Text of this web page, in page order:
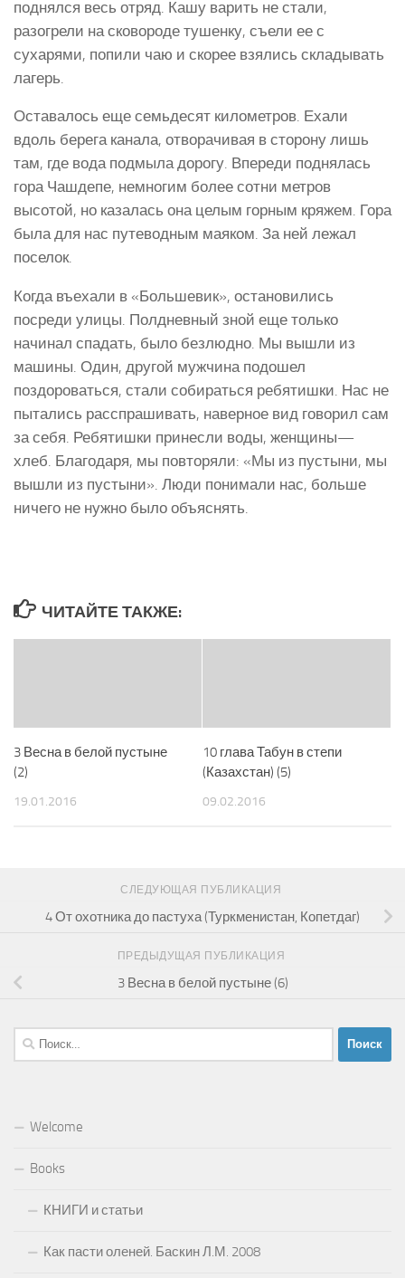
поднялся весь отряд. Кашу варить не стали,
разогрели на сковороде тушенку, съели ее с
сухарями, попили чаю и скорее взялись складывать
лагерь.
Оставалось еще семьдесят километров. Ехали
вдоль берега канала, отворачивая в сторону лишь
там, где вода подмыла дорогу. Впереди поднялась
гора Чашдепе, немногим более сотни метров
высотой, но казалась она целым горным кряжем. Гора
была для нас путеводным маяком. За ней лежал
поселок.
Когда въехали в «Большевик», остановились
посреди улицы. Полдневный зной еще только
начинал спадать, было безлюдно. Мы вышли из
машины. Один, другой мужчина подошел
поздороваться, стали собираться ребятишки. Нас не
пытались расспрашивать, наверное вид говорил сам
за себя. Ребятишки принесли воды, женщины—
хлеб. Благодаря, мы повторяли: «Мы из пустыни, мы
вышли из пустыни». Люди понимали нас, больше
ничего не нужно было объяснять.
ЧИТАЙТЕ ТАКЖЕ:
3 Весна в белой пустыне
(2)
19.01.2016
10 глава Табун в степи
(Казахстан) (5)
09.02.2016
СЛЕДУЮЩАЯ ПУБЛИКАЦИЯ
4 От охотника до пастуха (Туркменистан, Копетдаг)
ПРЕДЫДУЩАЯ ПУБЛИКАЦИЯ
3 Весна в белой пустыне (6)
Найти:
Welcome
Books
КНИГИ и статьи
Как пасти оленей. Баскин Л.М. 2008